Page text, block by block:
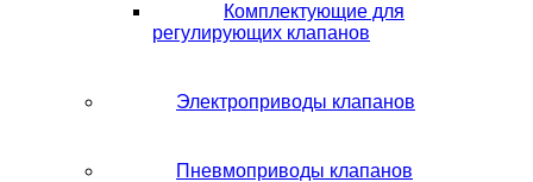
Комплектующие для
регулирующих клапанов
Электроприводы клапанов
Пневмоприводы клапанов